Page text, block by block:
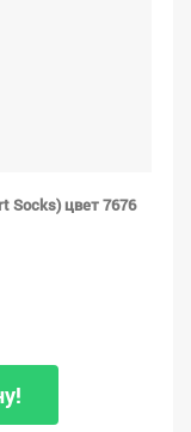
Socks) цвет 7676